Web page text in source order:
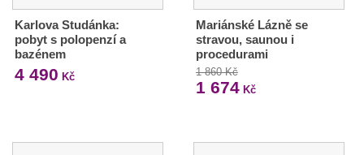
Karlova Studánka:
pobyt s polopenzí a
bazénem
4 490 Kč
Mariánské Lázně se
stravou, saunou i
procedurami
1 860 Kč
1 674Kč